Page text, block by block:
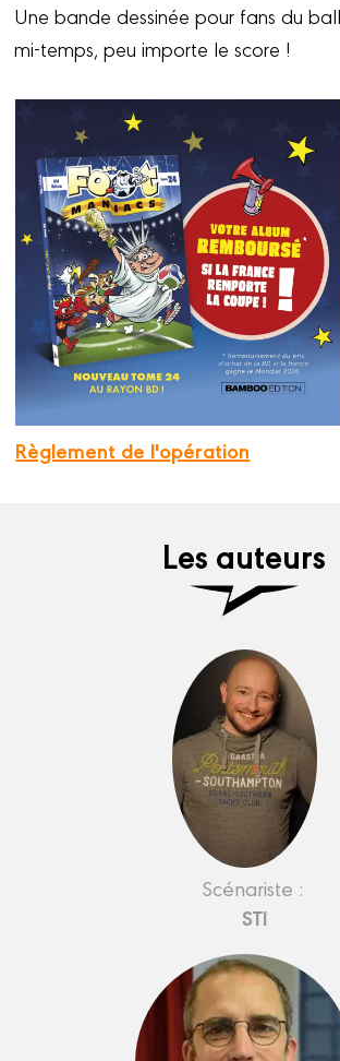
Une bande dessinée pour fans du
mi-temps, peu importe le score !
Règlement de l'opération
Les auteurs
Scénariste :
STI